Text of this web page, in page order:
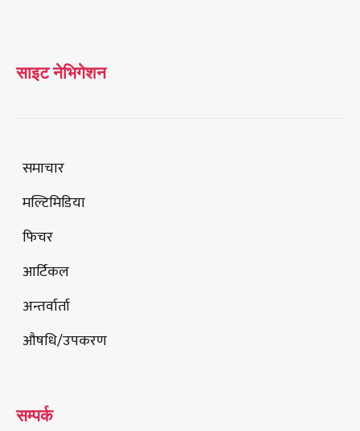
साइट नेभिगेशन
समाचार
मल्टिमिडिया
फिचर
आर्टिकल
अन्तर्वार्ता
औषधि/उपकरण
सम्पर्क